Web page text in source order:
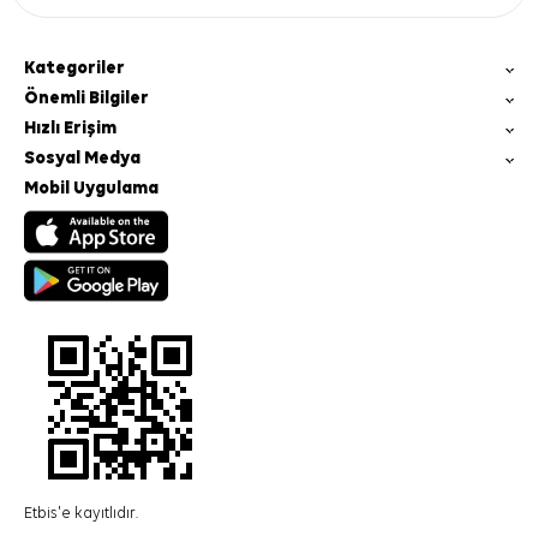
Kategoriler
Önemli Bilgiler
Hızlı Erişim
Sosyal Medya
Mobil Uygulama
Etbis'e kayıtlıdır.